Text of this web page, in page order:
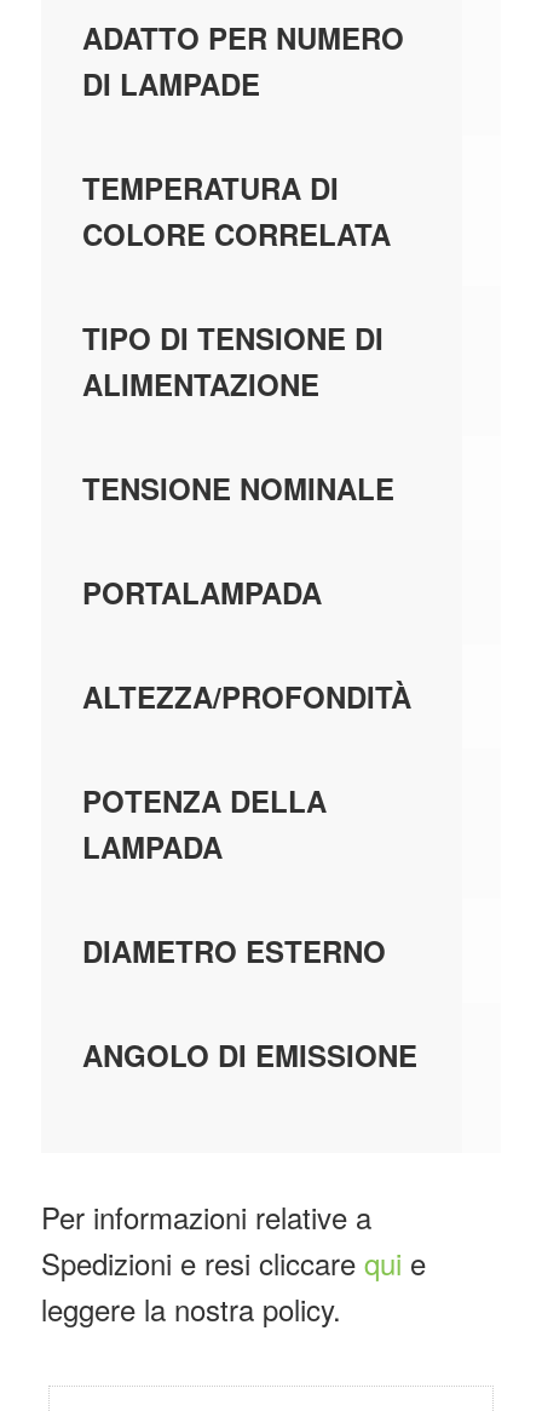
ADATTO PER NUMERO
DI LAMPADE
TEMPERATURA DI
COLORE CORRELATA
TIPO DI TENSIONE DI
ALIMENTAZIONE
TENSIONE NOMINALE
PORTALAMPADA
ALTEZZA/PROFONDITÀ
POTENZA DELLA
LAMPADA
DIAMETRO ESTERNO
ANGOLO DI EMISSIONE
Per informazioni relative a
Spedizioni e resi cliccare qui e
leggere la nostra policy.